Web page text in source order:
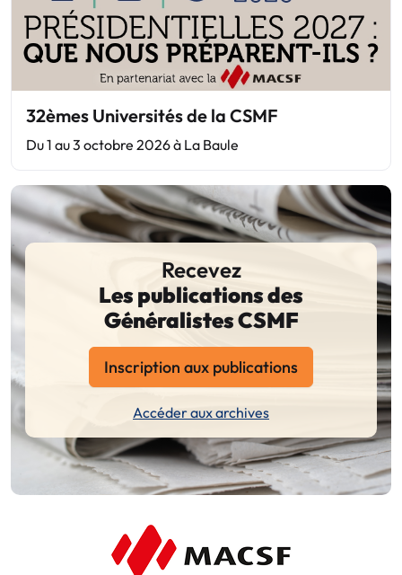
32èmes Universités de la CSMF
Du 1 au 3 octobre 2026 à La Baule
Recevez
Les publications des
Généralistes CSMF
Inscription aux publications
Accéder aux archives